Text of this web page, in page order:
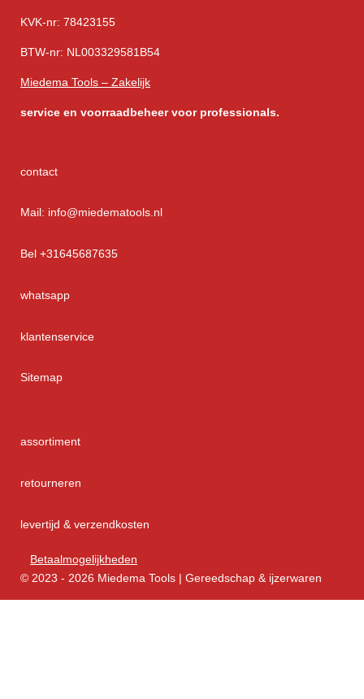
KVK-nr: 78423155
BTW-nr: NL003329581B54
Miedema Tools – Zakelijk
service en voorraadbeheer voor professionals.
contact
Mail: info@miedematools.nl
Bel +31645687635
whatsapp
klantenservice
Sitemap
assortiment
retourneren
levertijd & verzendkosten
Betaalmogelijkheden
© 2023 - 2026 Miedema Tools | Gereedschap & ijzerwaren